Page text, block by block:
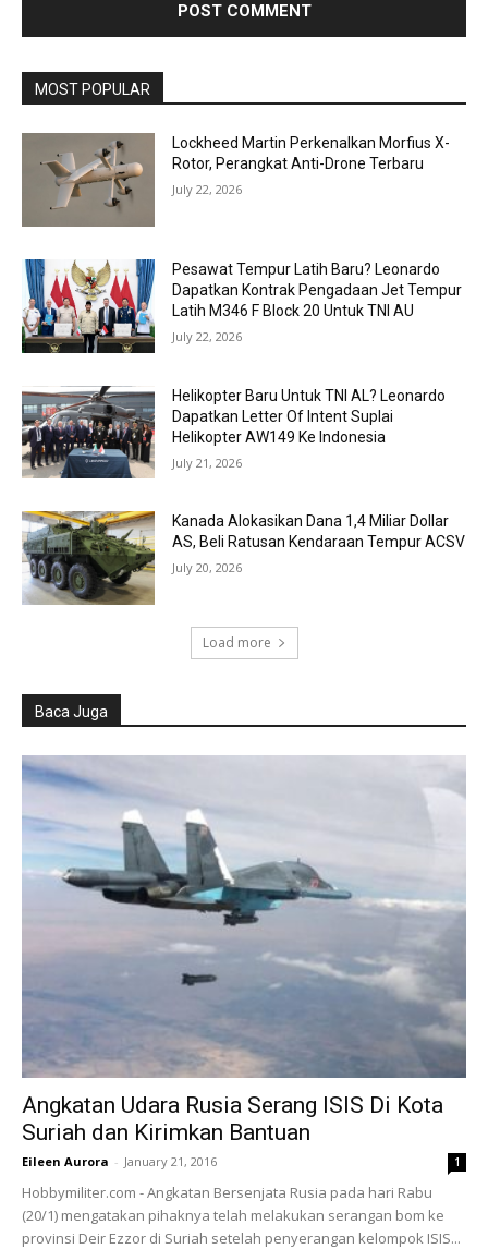
MOST POPULAR
Lockheed Martin Perkenalkan Morfius X-
Rotor, Perangkat Anti-Drone Terbaru
July 22, 2026
Pesawat Tempur Latih Baru? Leonardo
Dapatkan Kontrak Pengadaan Jet Tempur
Latih M346 F Block 20 Untuk TNI AU
July 22, 2026
Helikopter Baru Untuk TNI AL? Leonardo
Dapatkan Letter Of Intent Suplai
Helikopter AW149 Ke Indonesia
July 21, 2026
Kanada Alokasikan Dana 1,4 Miliar Dollar
AS, Beli Ratusan Kendaraan Tempur ACSV
July 20, 2026
Load more
Baca Juga
Angkatan Udara Rusia Serang ISIS Di Kota
Suriah dan Kirimkan Bantuan
Eileen Aurora - January 21, 2016 1
Hobbymiliter.com - Angkatan Bersenjata Rusia pada hari Rabu
(20/1) mengatakan pihaknya telah melakukan serangan bom ke
provinsi Deir Ezzor di Suriah setelah penyerangan kelompok ISIS...